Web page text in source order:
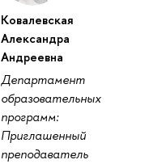
Ковалевская
Александра
Андреевна
Департамент
образовательных
программ:
Приглашенный
преподаватель